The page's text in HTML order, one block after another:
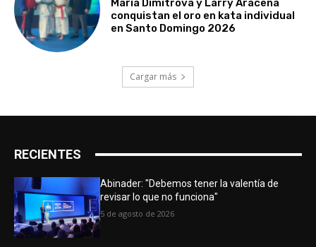
María Dimitrova y Larry Aracena
conquistan el oro en kata individual
en Santo Domingo 2026
Cargar más
RECIENTES
Abinader: "Debemos tener la valentía de
revisar lo que no funciona"
5 de agosto de 2026